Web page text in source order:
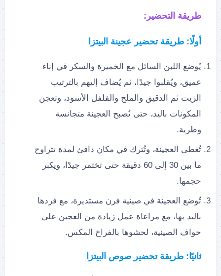
طريقة التحضير:
أولًا: طريقة تحضير عجينة البيتزا
يُوضع اللبن السائل مع الخميرة والسكر في إناء
عميق، ويُقلبوا جيدًا، ثم يُضاف إليهم بالترتيب
الزيت ثم الدقيق والملح والفلفل الأسود، وتعجن
المكونات باليد، حتى تُصبح العجينة متجانسة
وطرية.
تُغطى العجينة، وتُترك في مكان دافئ لمدة تتراوح
ما بين 30 إلى 60 دقيقة حتى تختمر جيدًا، ويكبر
حجمها.
تُوضع العجينة في صينية فرن مستديرة، مع فردها
باليد بها، مع مراعاة عمل زيادة من العجين على
حواف الصينية، لحشوها بالفراخ المكس.
ثانيًا: طريقة تحضير صوص البيتزا